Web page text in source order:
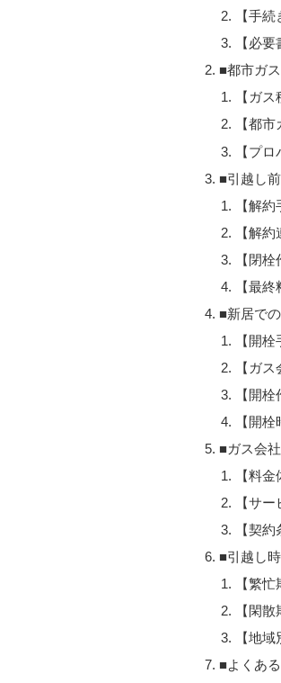
【手
【必
■都市ガ
【ガ
【都
【プ
■引越し
【解
【解
【閉
【最
■新居で
【開
【ガ
【開
【開
■ガス会
【料
【サ
【契
■引越し
【繁
【閑
【地
■よくあ